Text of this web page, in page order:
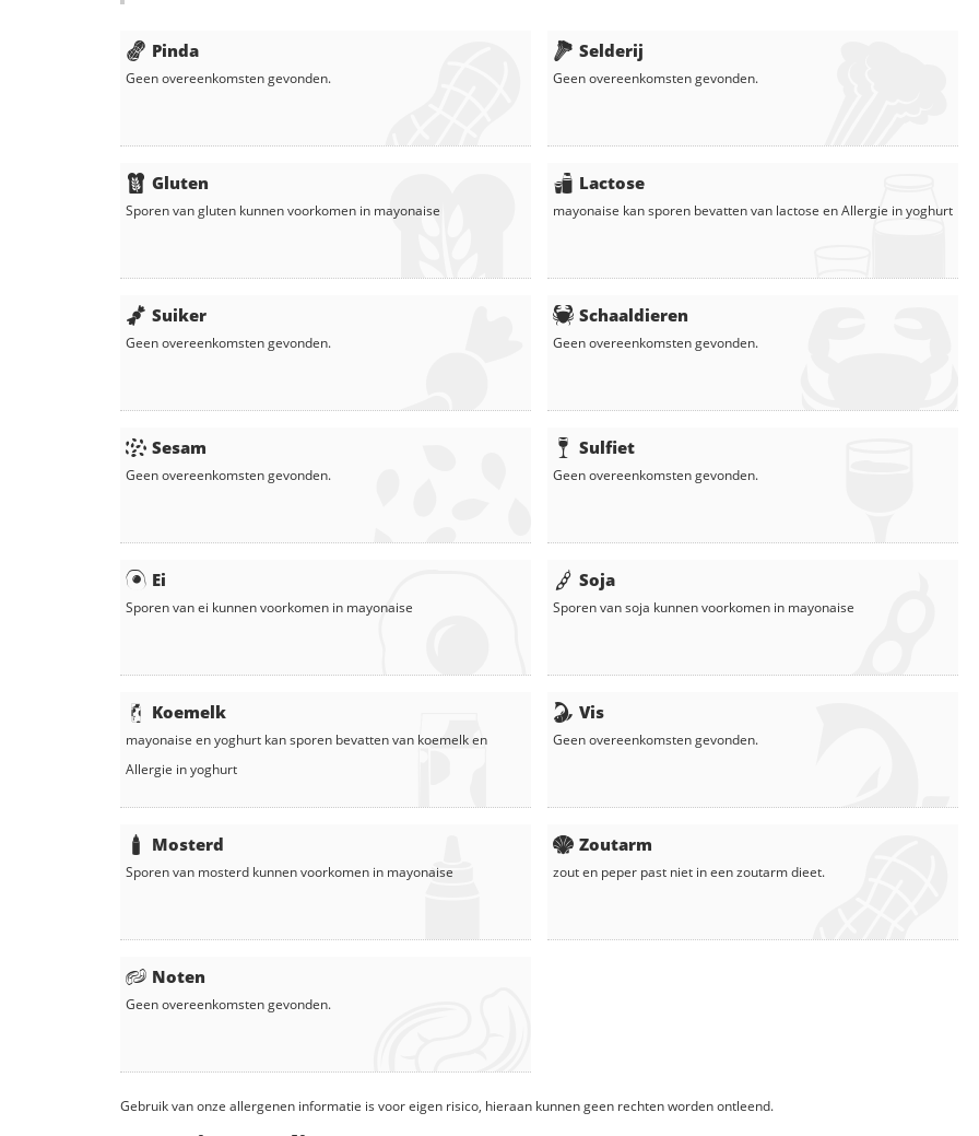
Pinda
Geen overeenkomsten gevonden.
Gluten
Sporen van gluten kunnen voorkomen in mayonaise
Suiker
Geen overeenkomsten gevonden.
Sesam
Geen overeenkomsten gevonden.
Ei
Sporen van ei kunnen voorkomen in mayonaise
Koemelk
mayonaise enyoghurt kan sporen bevatten van koemelk en
Allergie inyoghurt
Mosterd
Sporen van mosterd kunnen voorkomen in mayonaise
Noten
Geen overeenkomsten gevonden.
Selderij
Geen overeenkomsten gevonden.
Lactose
mayonaise kan sporen bevatten van lactose enAllergie inyoghurt
Schaaldieren
Geen overeenkomsten gevonden.
Sulfiet
Geen overeenkomsten gevonden.
Soja
Sporen van soja kunnen voorkomen in mayonaise
Vis
Geen overeenkomsten gevonden.
Zoutarm
zout en peper past niet in een zoutarm dieet.
Gebruik van onze allergenen informatie is voor eigen risico, hieraan kunnen geen rechten worden ontleend.